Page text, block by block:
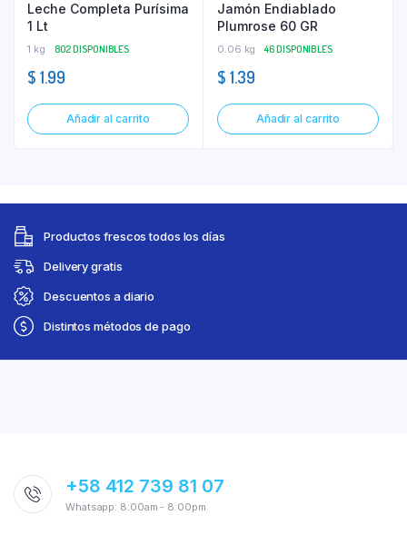
Leche Completa Purísima
1 Lt
1 kg 802 DISPONIBLES
$ 1.99
Añadir al carrito
Jamón Endiablado
Plumrose 60 GR
0.06 kg 46 DISPONIBLES
$ 1.39
Añadir al carrito
Productos frescos todos los días
Delivery gratis
Descuentos a diario
Distintos métodos de pago
+58 412 739 81 07
Whatsapp: 8:00am - 8:00pm